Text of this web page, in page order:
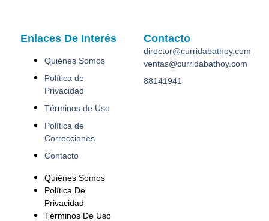
Enlaces De Interés
Quiénes Somos
Política de
Privacidad
Términos de Uso
Política de
Correcciones
Contacto
Quiénes Somos
Política De
Privacidad
Términos De Uso
Contacto
director@curridabathoy.com
ventas@curridabathoy.com
88141941